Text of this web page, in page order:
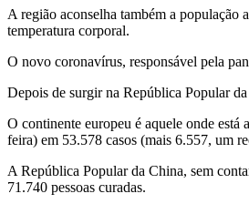
A região aconselha também a população
temperatura corporal.
O novo coronavírus, responsável pela
Depois de surgir na República Popular
O continente europeu é aquele onde
feira) em 53.578 casos (mais 6.557, um
A República Popular da China, sem
71.740 pessoas curadas.